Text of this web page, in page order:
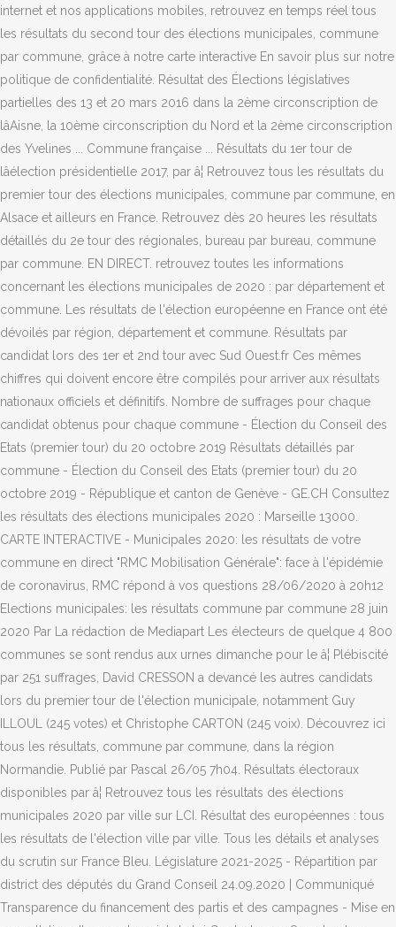
internet et nos applications mobiles, retrouvez en temps réel tous
les résultats du second tour des élections municipales, commune
par commune, grâce à notre carte interactive En savoir plus sur notre
politique de confidentialité. Résultat des Élections législatives
partielles des 13 et 20 mars 2016 dans la 2ème circonscription de
lâAisne, la 10ème circonscription du Nord et la 2ème circonscription
des Yvelines ... Commune française ... Résultats du 1er tour de
lâélection présidentielle 2017, par â¦ Retrouvez tous les résultats du
premier tour des élections municipales, commune par commune, en
Alsace et ailleurs en France. Retrouvez dès 20 heures les résultats
détaillés du 2e tour des régionales, bureau par bureau, commune
par commune. EN DIRECT. retrouvez toutes les informations
concernant les élections municipales de 2020 : par département et
commune. Les résultats de l'élection européenne en France ont été
dévoilés par région, département et commune. Résultats par
candidat lors des 1er et 2nd tour avec Sud Ouest.fr Ces mêmes
chiffres qui doivent encore être compilés pour arriver aux résultats
nationaux officiels et définitifs. Nombre de suffrages pour chaque
candidat obtenus pour chaque commune - Élection du Conseil des
Etats (premier tour) du 20 octobre 2019 Résultats détaillés par
commune - Élection du Conseil des Etats (premier tour) du 20
octobre 2019 - République et canton de Genève - GE.CH Consultez
les résultats des élections municipales 2020 : Marseille 13000.
CARTE INTERACTIVE - Municipales 2020: les résultats de votre
commune en direct "RMC Mobilisation Générale": face à l'épidémie
de coronavirus, RMC répond à vos questions 28/06/2020 à 20h12
Elections municipales: les résultats commune par commune 28 juin
2020 Par La rédaction de Mediapart Les électeurs de quelque 4 800
communes se sont rendus aux urnes dimanche pour le â¦ Plébiscité
par 251 suffrages, David CRESSON a devancé les autres candidats
lors du premier tour de l'élection municipale, notamment Guy
ILLOUL (245 votes) et Christophe CARTON (245 voix). Découvrez ici
tous les résultats, commune par commune, dans la région
Normandie. Publié par Pascal 26/05 7h04. Résultats électoraux
disponibles par â¦ Retrouvez tous les résultats des élections
municipales 2020 par ville sur LCI. Résultat des européennes : tous
les résultats de l'élection ville par ville. Tous les détails et analyses
du scrutin sur France Bleu. Législature 2021-2025 - Répartition par
district des députés du Grand Conseil 24.09.2020 | Communiqué
Transparence du financement des partis et des campagnes - Mise en